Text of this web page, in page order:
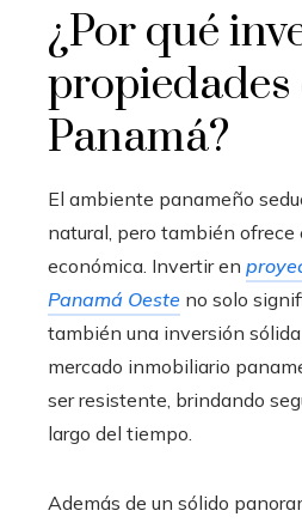
¿Por qué
propiedades
Panamá?
El ambiente panameño
natural, pero también ofrece
económica. Invertir en
Panamá Oeste no solo
también una inversión
mercado inmobiliario
ser resistente, brindando
largo del tiempo.
Además de un sólido